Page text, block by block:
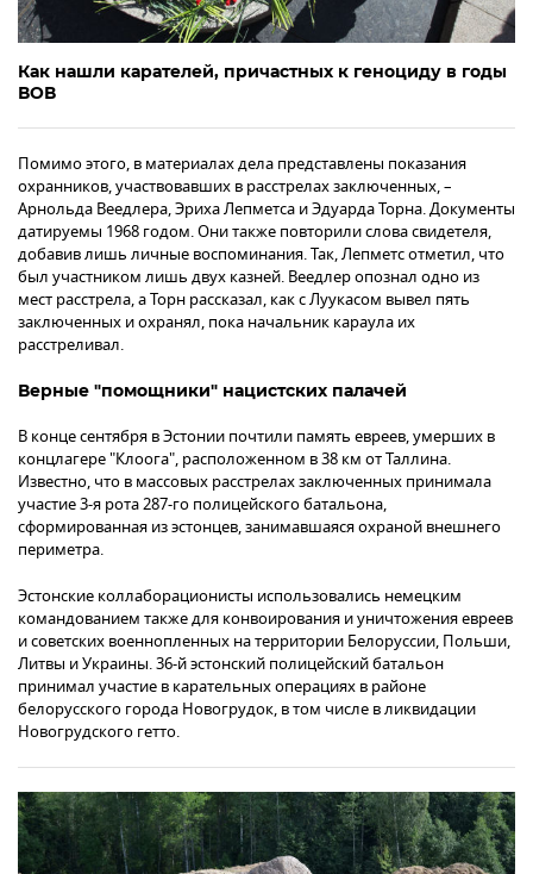
Как нашли карателей, причастных к геноциду в годы
ВОВ
Помимо этого, в материалах дела представлены показания
охранников, участвовавших в расстрелах заключенных, –
Арнольда Веедлера, Эриха Лепметса и Эдуарда Торна. Документы
датируемы 1968 годом. Они также повторили слова свидетеля,
добавив лишь личные воспоминания. Так, Лепметс отметил, что
был участником лишь двух казней. Веедлер опознал одно из
мест расстрела, а Торн рассказал, как с Луукасом вывел пять
заключенных и охранял, пока начальник караула их
расстреливал.
Верные "помощники" нацистских палачей
В конце сентября в Эстонии почтили память евреев, умерших в
концлагере "Клоога", расположенном в 38 км от Таллина.
Известно, что в массовых расстрелах заключенных принимала
участие 3-я рота 287-го полицейского батальона,
сформированная из эстонцев, занимавшаяся охраной внешнего
периметра.
Эстонские коллаборационисты использовались немецким
командованием также для конвоирования и уничтожения евреев
и советских военнопленных на территории Белоруссии, Польши,
Литвы и Украины. 36-й эстонский полицейский батальон
принимал участие в карательных операциях в районе
белорусского города Новогрудок, в том числе в ликвидации
Новогрудского гетто.